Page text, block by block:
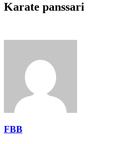
Karate panssari
FBB